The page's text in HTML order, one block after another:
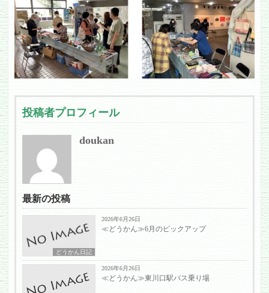
投稿者プロフィール
doukan
最新の投稿
どうかん日記
2026年6月26日
≪どうかん≫6月のピックアップ
2026年6月26日
≪どうかん≫東川口駅バス乗り場